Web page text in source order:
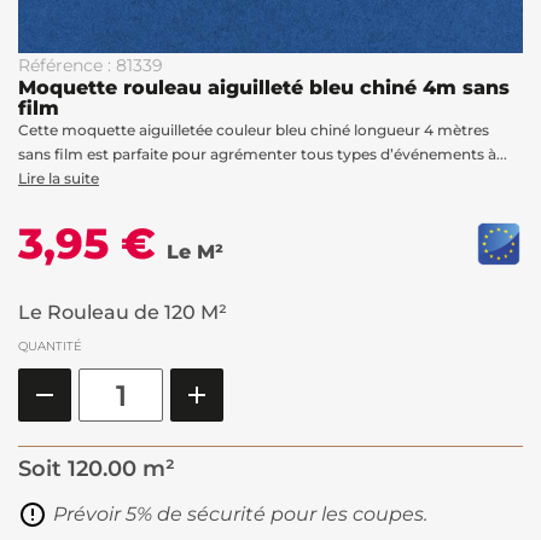
Référence : 81339
Moquette rouleau aiguilleté bleu chiné 4m sans
film
Cette moquette aiguilletée couleur bleu chiné longueur 4 mètres
sans film est parfaite pour agrémenter tous types d’événements à...
Lire la suite
3,95 € Le M²
Le Rouleau de 120 M²
QUANTITÉ
Soit 120.00 m²
Prévoir 5% de sécurité pour les coupes.